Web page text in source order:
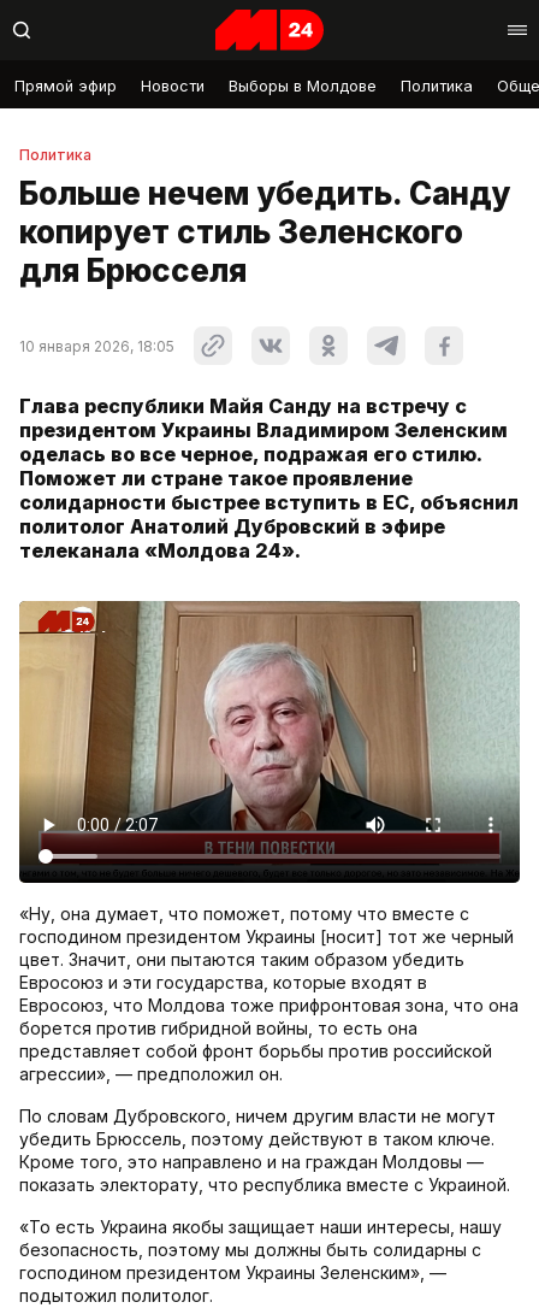
Прямой эфир Новости Выборы в Молдове Политика
Политика
Больше нечем убедить. Санду
копирует стиль Зеленского
для Брюсселя
10 января 2026, 18:05
Глава республики Майя Санду на встречу с
президентом Украины Владимиром Зеленским
оделась во все черное, подражая его стилю.
Поможет ли стране такое проявление
солидарности быстрее вступить в ЕС, объяснил
политолог Анатолий Дубровский в эфире
телеканала «Молдова 24».
«Ну, она думает, что поможет, потому что вместе с
господином президентом Украины [носит] тот же черный
цвет. Значит, они пытаются таким образом убедить
Евросоюз и эти государства, которые входят в
Евросоюз, что Молдова тоже прифронтовая зона, что она
борется против гибридной войны, то есть она
представляет собой фронт борьбы против российской
агрессии», — предположил он.
По словам Дубровского, ничем другим власти не могут
убедить Брюссель, поэтому действуют в таком ключе.
Кроме того, это направлено и на граждан Молдовы —
показать электорату, что республика вместе с Украиной.
«То есть Украина якобы защищает наши интересы, нашу
безопасность, поэтому мы должны быть солидарны с
господином президентом Украины Зеленским», —
подытожил политолог.